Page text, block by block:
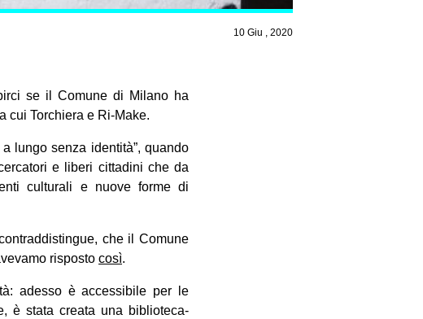
10 Giu , 2020
se il Comune di Milano ha
cui Torchiera e Ri-Make.
lungo senza identità”, quando
e liberi cittadini che da
culturali e nuove forme di
che il Comune
risposto così.
adesso è accessibile per le
è stata creata una biblioteca-